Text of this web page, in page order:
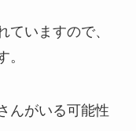
ていますので、
。
んがいる可能性